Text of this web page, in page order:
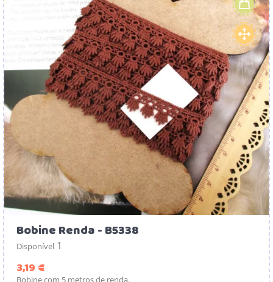
Bobine Renda - B5338
Disponível 1
3,19 €
Bobine com 5 metros de renda.